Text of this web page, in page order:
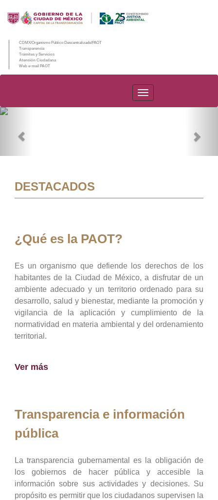
CDMX/Organismo Público Descentralizado/PAOT
Transparencia
Trámites y Servicios
Atención Ciudadana
Web e-mail PAOT
PAOT
DESTACADOS
¿Qué es la PAOT?
Es un organismo que defiende los derechos de los
habitantes de la Ciudad de México, a disfrutar de un
ambiente adecuado y un territorio ordenado para su
desarrollo, salud y bienestar, mediante la promoción y
vigilancia de la aplicación y cumplimiento de la
normatividad en materia ambiental y del ordenamiento
territorial.
Ver más
Transparencia e información
pública
La transparencia gubernamental es la obligación de
los gobiernos de hacer pública y accesible la
información sobre sus actividades y decisiones. Su
propósito es permitir que los ciudadanos supervisen la